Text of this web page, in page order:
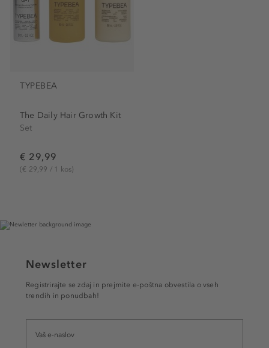
TYPEBEA
The Daily Hair Growth Kit
Set
€ 29,99
(€ 29,99 / 1 kos)
Newsletter
Registrirajte se zdaj in prejmite e-poštna obvestila o vseh
trendih in ponudbah!